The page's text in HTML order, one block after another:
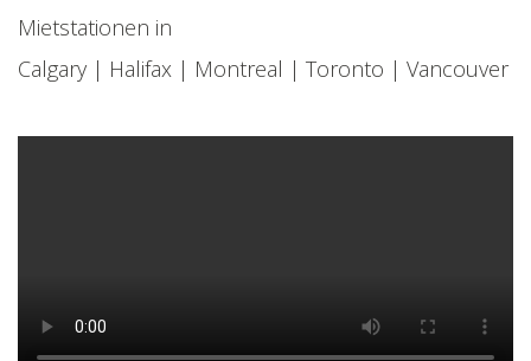
▼
Mietstationen in
Calgary | Halifax | Montreal | Toronto | Vancouver